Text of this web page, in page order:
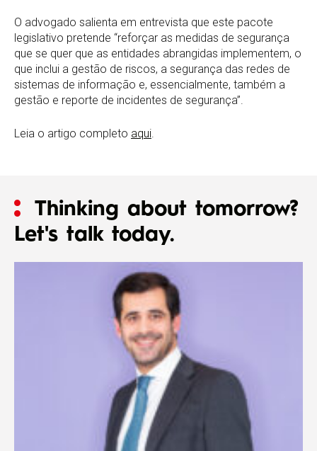
O advogado salienta em entrevista que este pacote
legislativo pretende “reforçar as medidas de segurança
que se quer que as entidades abrangidas implementem, o
que inclui a gestão de riscos, a segurança das redes de
sistemas de informação e, essencialmente, também a
gestão e reporte de incidentes de segurança”.
Leia o artigo completo aqui.
Thinking about tomorrow?
Let's talk today.